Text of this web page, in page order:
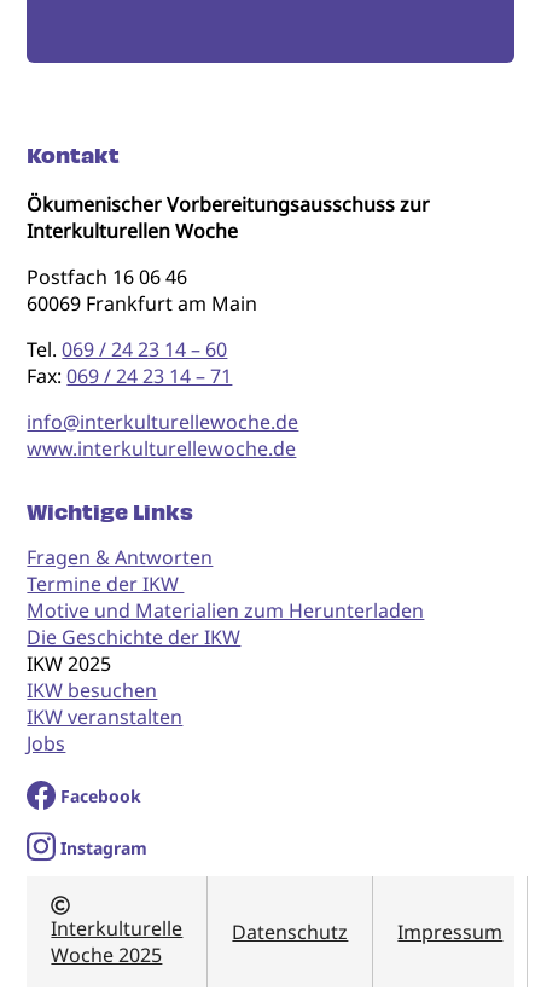
Kontakt
Ökumenischer Vorbereitungsausschuss zur
Interkulturellen Woche
Postfach 16 06 46
60069 Frankfurt am Main
Tel.069 / 24 23 14 – 60
Fax:069 / 24 23 14 – 71
info@interkulturellewoche.de
www.interkulturellewoche.de
Wichtige Links
Fragen & Antworten
Termine der IKW
Motive und Materialien zum Herunterladen
Die Geschichte der IKW
IKW 2025
IKW besuchen
IKW veranstalten
Jobs
Facebook
Instagram
Interkulturelle
Woche 2025
Datenschutz Impressum